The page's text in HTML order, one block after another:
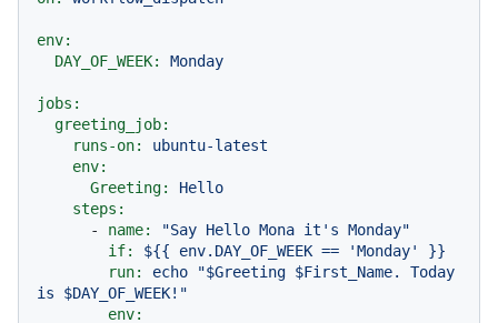
env:
DAY_OF_WEEK:
Monday
jobs:
greeting_job:
runs-on:
ubuntu-latest
env:
Greeting:
Hello
steps:
-
name:
"Say Hello Mona it's Monday"
if:
${{ env.DAY_OF_WEEK == 'Monday'
}}
run:
echo
"$Greeting $First_Name. Today
is $DAY_OF_WEEK!"
env: